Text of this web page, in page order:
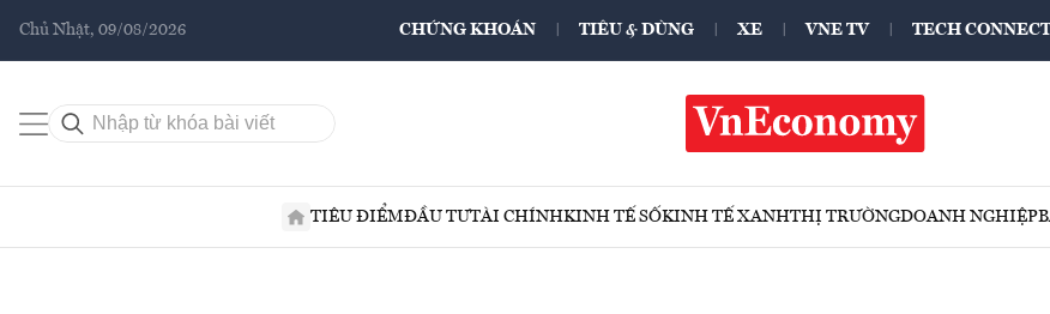
Chủ Nhật, 09/08/2026 CHỨNG KHOÁN TIÊU & DÙNG XE VNE TV TECH CONNECT
TIÊU ĐIỂMĐẦU TƯTÀI CHÍNHKINH TẾ SỐKINH TẾ XANHTHỊ TRƯỜNGDOANH NGHIỆP